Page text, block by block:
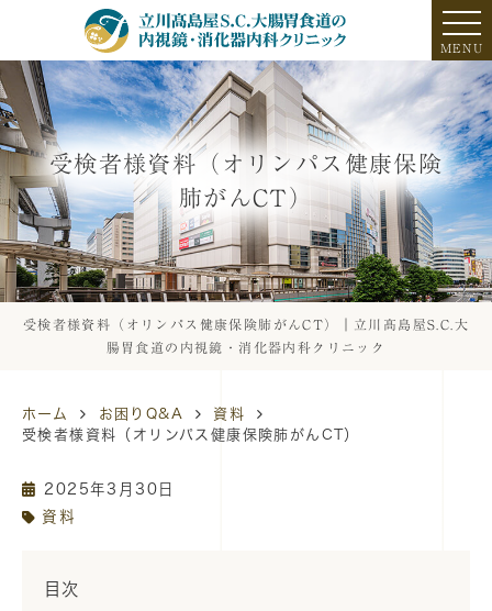
MENU
受検者様資料（オリンパス健康保険
肺がんCT）
受検者様資料（オリンパス健康保険肺がんCT）｜立川髙島屋S.C.大
腸胃食道の内視鏡・消化器内科クリニック
ホーム お困りQ&A
資料
受検者様資料（オリンパス健康保険肺がんCT）
2025年3月30日
資料
目次